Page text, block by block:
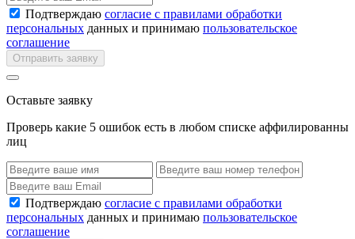
Подтверждаю согласие с правилами обработки
персональных данных и принимаю пользовательское
соглашение
Отправить заявку
Оставьте заявку
Проверь какие 5 ошибок есть в любом списке аффилированны
лиц
Подтверждаю согласие с правилами обработки
персональных данных и принимаю пользовательское
соглашение